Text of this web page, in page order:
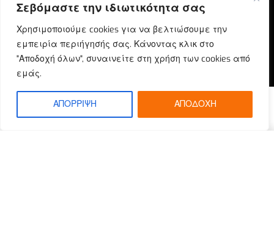
Σεβόμαστε την ιδιωτικότητα σας
Χρησιμοποιούμε cookies για να βελτιώσουμε την
εμπειρία περιήγησής σας. Κάνοντας κλικ στο
"Αποδοχή όλων", συναινείτε στη χρήση των cookies από
εμάς.
ΑΠΟΡΡΙΨΗ ΑΠΟΔΟΧΗ
OUTRUN
Ποιοι Είμαστε
Επικοινωνία
Blog